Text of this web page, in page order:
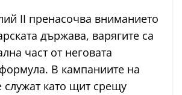
II пренасочва вниманието
държава, варягите са
част от неговата
В кампаниите на
служат като щит срещу